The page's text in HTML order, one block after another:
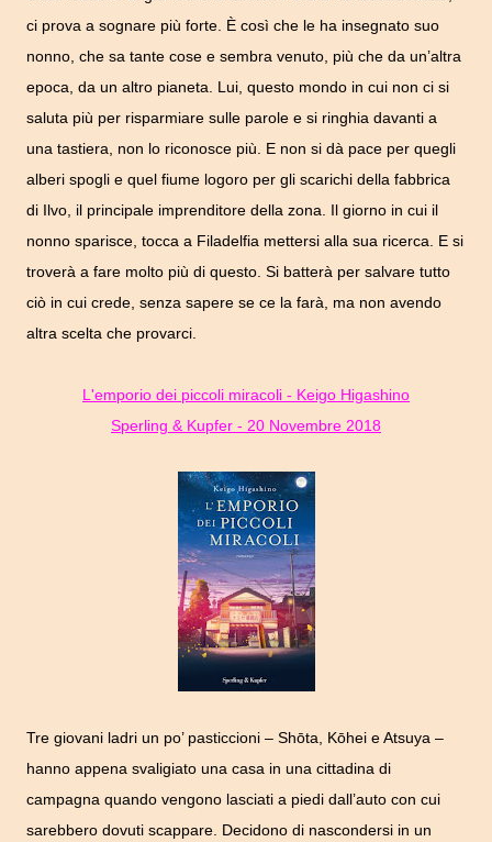
ci prova a sognare più forte. È così che le ha insegnato suo
nonno, che sa tante cose e sembra venuto, più che da un’altra
epoca, da un altro pianeta. Lui, questo mondo in cui non ci si
saluta più per risparmiare sulle parole e si ringhia davanti a
una tastiera, non lo riconosce più. E non si dà pace per quegli
alberi spogli e quel fiume logoro per gli scarichi della fabbrica
di Ilvo, il principale imprenditore della zona. Il giorno in cui il
nonno sparisce, tocca a Filadelfia mettersi alla sua ricerca. E si
troverà a fare molto più di questo. Si batterà per salvare tutto
ciò in cui crede, senza sapere se ce la farà, ma non avendo
altra scelta che provarci.
L'emporio dei piccoli miracoli - Keigo Higashino
Sperling & Kupfer - 20 Novembre 2018
Tre giovani ladri un po’ pasticcioni – Shōta, Kōhei e Atsuya –
hanno appena svaligiato una casa in una cittadina di
campagna quando vengono lasciati a piedi dall’auto con cui
sarebbero dovuti scappare. Decidono di nascondersi in un